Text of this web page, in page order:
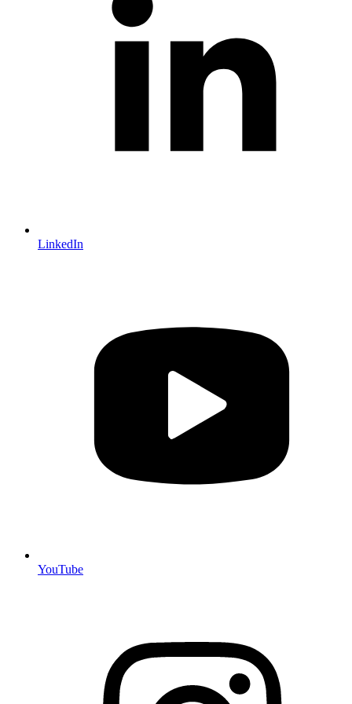
LinkedIn
YouTube